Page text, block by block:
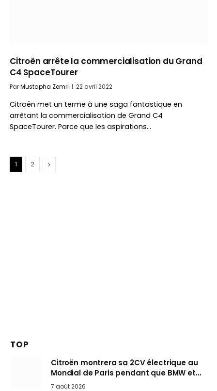
Citroën arrête la commercialisation du Grand
C4 SpaceTourer
ParMustapha Zemri 22 avril 2022
Citroën met un terme à une saga fantastique en
arrêtant la commercialisation de Grand C4
SpaceTourer. Parce que les aspirations…
1 2 Suivant
TOP
Citroën montrera sa 2CV électrique au
Mondial de Paris pendant que BMW et
Mini désertent le salon
7 août 2026